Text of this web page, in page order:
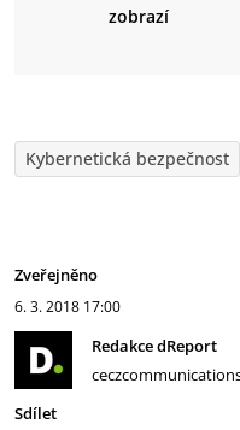
zobrazí
Kybernetická bezpečnost
Zveřejněno
6. 3. 2018 17:00
Redakce dReport
Sdílet